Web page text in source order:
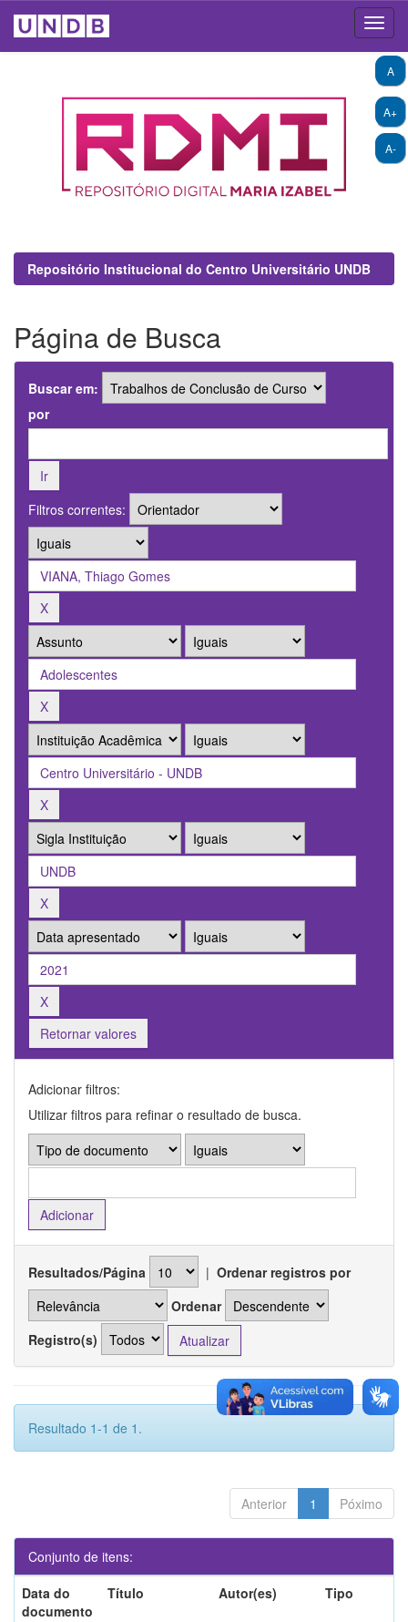
A+
A-
A
Repositório Institucional do Centro Universitário UNDB
Página de Busca
Buscar em:
por
Filtros correntes:
Retornar valores
Adicionar filtros:
Utilizar filtros para refinar o resultado de busca.
Resultados/Página | Ordenar registros por
Ordenar
Registro(s)
Resultado 1-1 de 1.
Anterior 1 Póximo
Conjunto de itens:
Data do
documento
Título Autor(es) Tipo